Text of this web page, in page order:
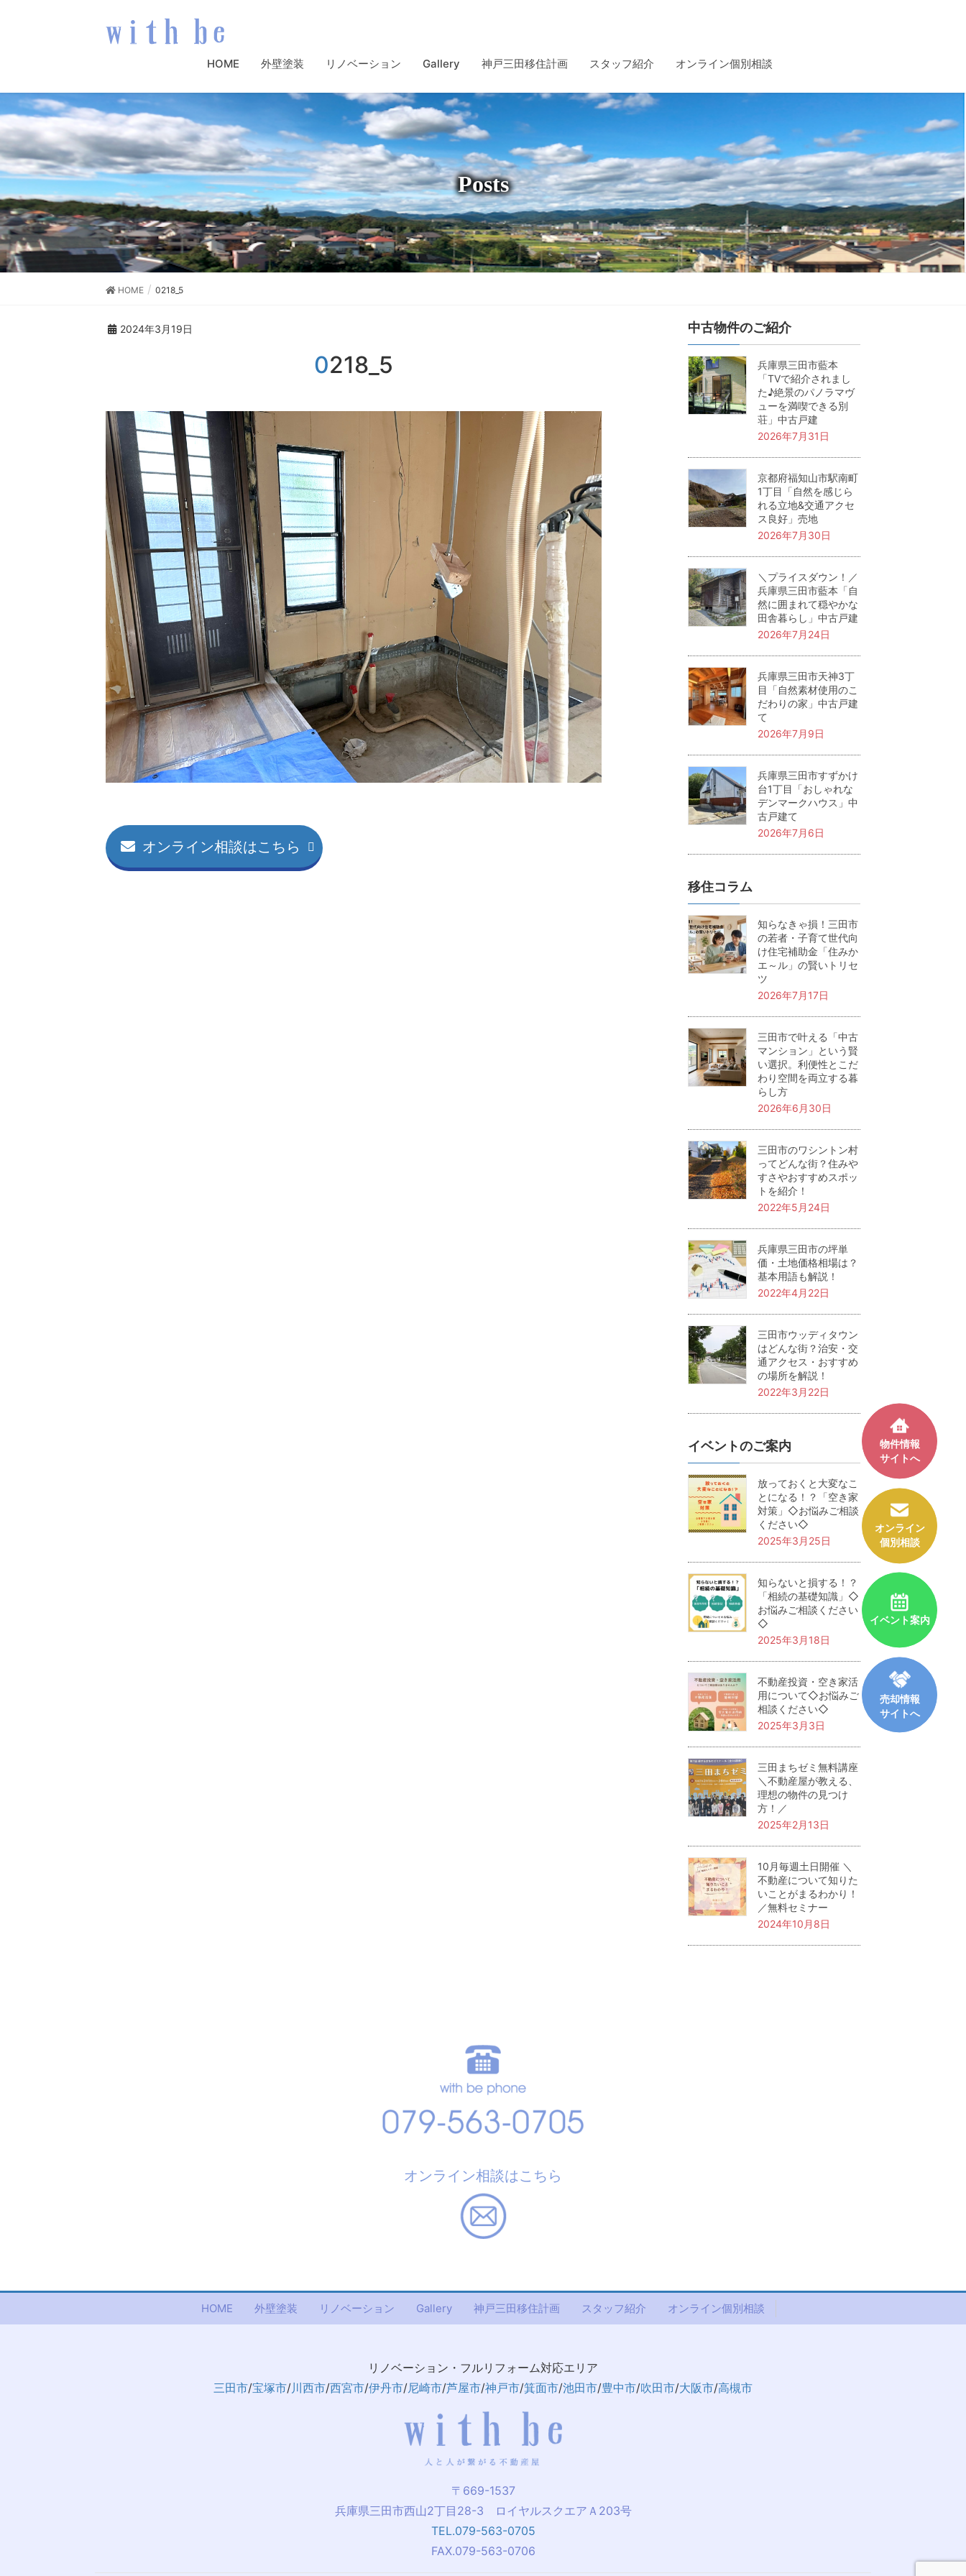
HOME 外壁塗装 リノベーション Gallery 神戸三田移住計画 スタッフ紹介 オンライン個別相談
Posts
HOME 0218_5
2024年3月19日
0218_5
オンライン相談はこちら
中古物件のご紹介
兵庫県三田市藍本
「TVで紹介されまし
た♪絶景のパノラマヴ
ューを満喫できる別
荘」中古戸建
2026年7月31日
京都府福知山市駅南町
1丁目「自然を感じら
れる立地&交通アクセ
ス良好」売地
2026年7月30日
＼プライスダウン！／
兵庫県三田市藍本「自
然に囲まれて穏やかな
田舎暮らし」中古戸建
2026年7月24日
兵庫県三田市天神3丁
目「自然素材使用のこ
だわりの家」中古戸建
て
2026年7月9日
兵庫県三田市すずかけ
台1丁目「おしゃれな
デンマークハウス」中
古戸建て
2026年7月6日
移住コラム
知らなきゃ損！三田市
の若者・子育て世代向
け住宅補助金「住みか
エ～ル」の賢いトリセ
ツ
2026年7月17日
三田市で叶える「中古
マンション」という賢
い選択。利便性とこだ
わり空間を両立する暮
らし方
2026年6月30日
三田市のワシントン村
ってどんな街？住みや
すさやおすすめスポッ
トを紹介！
2022年5月24日
兵庫県三田市の坪単
価・土地価格相場は？
基本用語も解説！
2022年4月22日
三田市ウッディタウン
はどんな街？治安・交
通アクセス・おすすめ
の場所を解説！
2022年3月22日
イベントのご案内
放っておくと大変なこ
とになる！？「空き家
対策」◇お悩みご相談
ください◇
2025年3月25日
知らないと損する！？
「相続の基礎知識」◇
お悩みご相談ください
◇
2025年3月18日
不動産投資・空き家活
用について◇お悩みご
相談ください◇
2025年3月3日
三田まちゼミ無料講座
＼不動産屋が教える、
理想の物件の見つけ
方！／
2025年2月13日
10月毎週土日開催 ＼
不動産について知りた
いことがまるわかり！
／無料セミナー
2024年10月8日
オンライン相談はこちら
HOME 外壁塗装 リノベーション Gallery 神戸三田移住計画 スタッフ紹介 オンライン個別相談
リノベーション・フルリフォーム対応エリア
三田市/宝塚市/川西市/西宮市/伊丹市/尼崎市/芦屋市/神戸市/箕面市/池田市/豊中市/吹田市/大阪市/高槻市
〒669-1537
兵庫県三田市西山2丁目28-3 ロイヤルスクエアＡ203号
TEL.079-563-0705
FAX.079-563-0706
物件情報
サイトへ
オンライン
個別相談
イベント案内
売却情報
サイトへ